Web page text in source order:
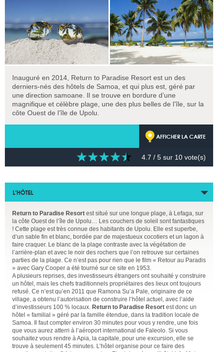
Inauguré en 2014, Return to Paradise Resort est un des
derniers-nés des hôtels de Samoa, et qui plus est, géré par
une direction samoane. Il se trouve en bordure d’une
magnifique et célèbre plage, une des plus belles de l’île, sur la
côte Ouest de l’île de Upolu.
AFFICHER LA CARTE
4.7 / 5 sur 10 vote(s)
L’HÔTEL
Return to Paradise Resort est situé sur une longue plage, à Lefaga, sur
la côte Ouest de l’île de Upolu… Les couchers de soleil sont fantastiques
! Cette plage est très connue des habitants de Upolu. Elle est superbe,
d’un sable fin et blanc, bordée par de majestueux cocotiers et un lagon à
faire craquer. Le blanc de la plage contraste avec la végétation de
l’arrière-plan et avec le noir des rochers que l’on retrouve sur certaines
parties de la plage. Ce n’est pas pour rien que le film « Retour au Paradis
» avec Gary Cooper a été tourné sur ce site en 1953.
A plusieurs reprises, des investisseurs étrangers ont souhaité y construire
un hôtel, mais les chefs traditionnels propriétaires des lieux ont toujours
refusé. Ce n’est qu’en 2011 que Ramona Su’a Pale, originaire de ce
village, a obtenu l’autorisation de construire l’hôtel actuel, avec l’aide
d’investisseurs 100 % locaux. Return to Paradise Resort est donc un
hôtel « familial » géré par la famille étendue, dans la tradition locale de
Samoa. Il faut compter environ 30 minutes pour vous y rendre, une fois
que vous aurez atterri à l’aéroport international de Faleolo. Si vous
souhaitez vous rendre à Apia, la capitale, pour une excursion, elle se
trouve à seulement 45 minutes. L’hôtel organise pour ce faire des